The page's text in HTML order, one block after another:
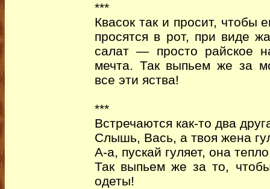
***
Квасок так и просит, чтобы
просятся в рот, при виде
салат — просто райское
мечта. Так выпьем же за
все эти яства!
***
Встречаются как-то два
Слышь, Вась, а твоя жена
А-а, пускай гуляет, она
Так выпьем же за то,
одеты!